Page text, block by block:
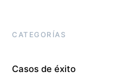
CATEGORÍAS
Casos de éxito